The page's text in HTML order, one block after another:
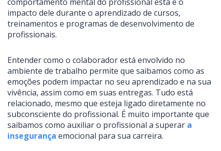
impacto dele durante o aprendizado de cursos,
treinamentos e programas de desenvolvimento de
profissionais.
Entender como o colaborador está envolvido no
ambiente de trabalho permite que saibamos como as
emoções podem impactar no seu aprendizado e na sua
vivência, assim como em suas entregas. Tudo está
relacionado, mesmo que esteja ligado diretamente no
subconsciente do profissional. É muito importante que
saibamos como auxiliar o profissional a superar a
insegurança emocional para sua carreira.